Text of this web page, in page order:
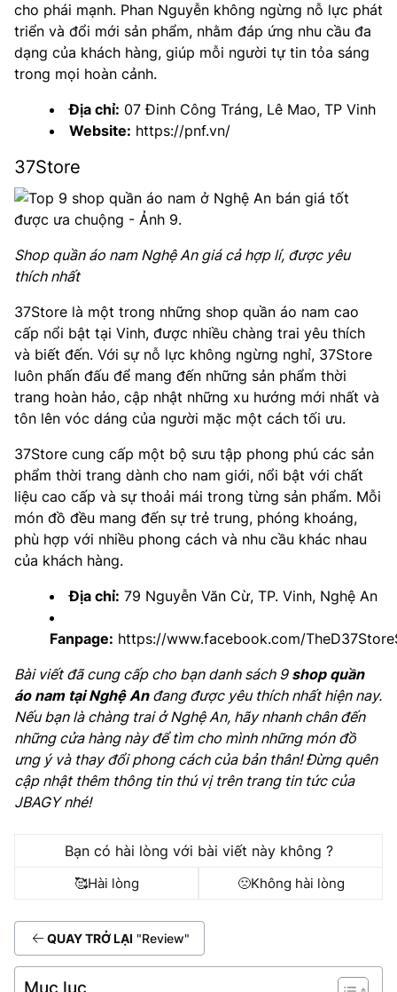
cho phái mạnh. Phan Nguyễn không ngừng nỗ lực phát
triển và đổi mới sản phẩm, nhằm đáp ứng nhu cầu đa
dạng của khách hàng, giúp mỗi người tự tin tỏa sáng
trong mọi hoàn cảnh.
Địa chỉ: 07 Đinh Công Tráng, Lê Mao, TP Vinh
Website: https://pnf.vn/
37Store
Shop quần áo nam Nghệ An giá cả hợp lí, được yêu
thích nhất
37Store là một trong những shop quần áo nam cao
cấp nổi bật tại Vinh, được nhiều chàng trai yêu thích
và biết đến. Với sự nỗ lực không ngừng nghỉ, 37Store
luôn phấn đấu để mang đến những sản phẩm thời
trang hoàn hảo, cập nhật những xu hướng mới nhất và
tôn lên vóc dáng của người mặc một cách tối ưu.
37Store cung cấp một bộ sưu tập phong phú các sản
phẩm thời trang dành cho nam giới, nổi bật với chất
liệu cao cấp và sự thoải mái trong từng sản phẩm. Mỗi
món đồ đều mang đến sự trẻ trung, phóng khoáng,
phù hợp với nhiều phong cách và nhu cầu khác nhau
của khách hàng.
Địa chỉ: 79 Nguyễn Văn Cừ, TP. Vinh, Nghệ An
Fanpage: https://www.facebook.com/
Bài viết đã cung cấp cho bạn danh sách 9 shop quần
áo nam tại Nghệ Anđang được yêu thích nhất hiện nay.
Nếu bạn là chàng trai ở Nghệ An, hãy nhanh chân đến
những cửa hàng này để tìm cho mình những món đồ
ưng ý và thay đổi phong cách của bản thân! Đừng quên
cập nhật thêm thông tin thú vị trên trang tin tức của
JBAGY nhé!
Bạn có hài lòng với bài viết này không ?
🥰Hài lòng 🙁Không hài lòng
QUAY TRỞ LẠI "Review"
Mục lục